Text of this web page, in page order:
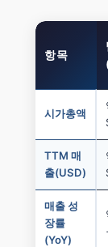
항목
시가총액
TTM 매
출(USD)
매출 성
장률
(YoY)